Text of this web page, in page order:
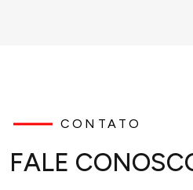
CONTATO
FALE